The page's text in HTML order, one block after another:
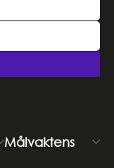
Målvaktens